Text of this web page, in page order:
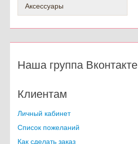
Аксессуары
Наша группа Вконтакте
Клиентам
Личный кабинет
Список пожеланий
Как сделать заказ